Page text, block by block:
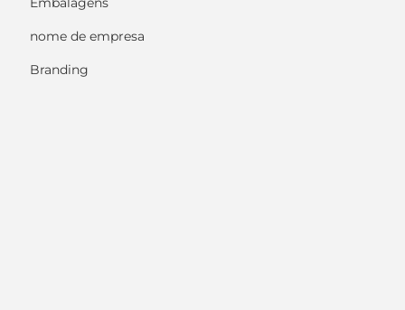
nome de empresa
Branding